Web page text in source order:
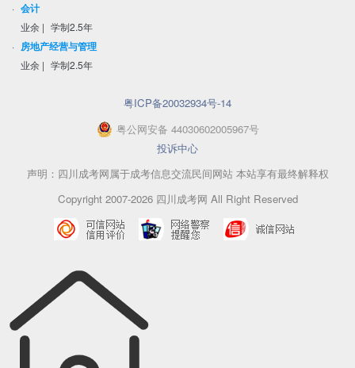
· 会计
业余 | 学制2.5年
· 房地产经营与管理
业余 | 学制2.5年
粤ICP备20032934号-14
粤公网安备 44030602005967号
投诉中心
声明：四川成考网属于成考信息交流民间网站 本站享有最终解释权
Copyright 2007-2026 四川成考网 All Right Reserved